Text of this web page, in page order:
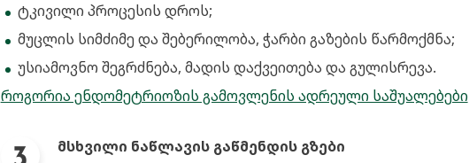
ტკივილი პროცესის დროს;
მუცლის სიმძიმე და შებერილობა, ჭარბი გაზების წარმოქმნა;
უსიამოვნო შეგრძნება, მადის დაქვეითება და გულისრევა.
როგორია ენდომეტრიოზის გამოვლენის ადრეული საშუალებები
მსხვილი ნაწლავის გაწმენდის გზები